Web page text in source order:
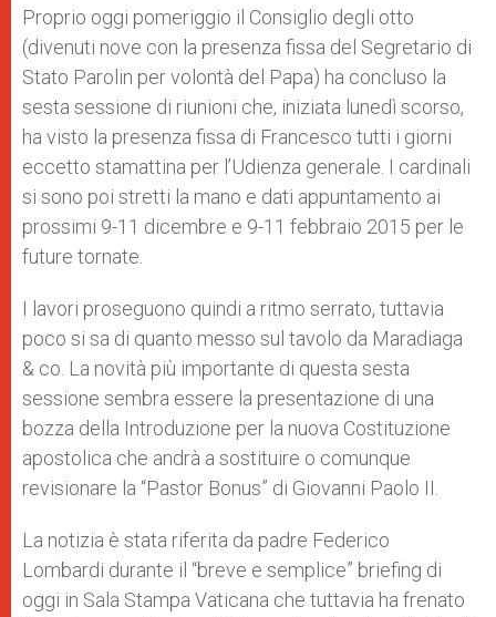
Proprio oggi pomeriggio il Consiglio degli otto
(divenuti nove con la presenza fissa del Segretario di
Stato Parolin per volontà del Papa) ha concluso la
sesta sessione di riunioni che, iniziata lunedì scorso,
ha visto la presenza fissa di Francesco tutti i giorni
eccetto stamattina per l’Udienza generale. I cardinali
si sono poi stretti la mano e dati appuntamento ai
prossimi 9-11 dicembre e 9-11 febbraio 2015 per le
future tornate.
I lavori proseguono quindi a ritmo serrato, tuttavia
poco si sa di quanto messo sul tavolo da Maradiaga
& co. La novità più importante di questa sesta
sessione sembra essere la presentazione di una
bozza della Introduzione per la nuova Costituzione
apostolica che andrà a sostituire o comunque
revisionare la “Pastor Bonus” di Giovanni Paolo II.
La notizia è stata riferita da padre Federico
Lombardi durante il “breve e semplice” briefing di
oggi in Sala Stampa Vaticana che tuttavia ha frenato